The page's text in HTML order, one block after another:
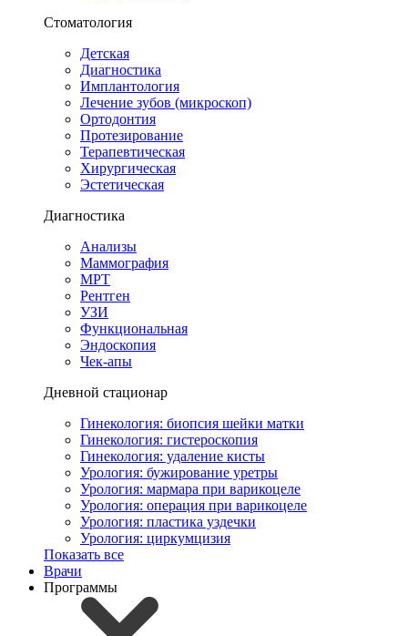
Стоматология
Детская
Диагностика
Имплантология
Лечение зубов (микроскоп)
Ортодонтия
Протезирование
Терапевтическая
Хирургическая
Эстетическая
Диагностика
Анализы
Маммография
МРТ
Рентген
УЗИ
Функциональная
Эндоскопия
Чек-апы
Дневной стационар
Гинекология: биопсия шейки матки
Гинекология: гистероскопия
Гинекология: удаление кисты
Урология: бужирование уретры
Урология: мармара при варикоцеле
Урология: операция при варикоцеле
Урология: пластика уздечки
Урология: циркумцизия
Показать все
Врачи
Программы